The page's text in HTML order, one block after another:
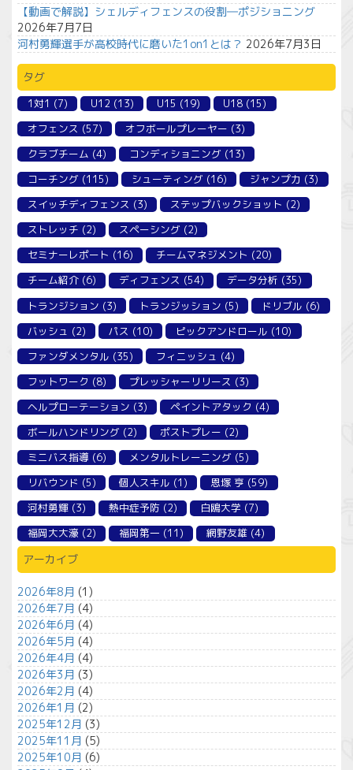
【動画で解説】シェルディフェンスの役割―ポジショニング
2026年7月7日
河村勇輝選手が高校時代に磨いた1on1とは？ 2026年7月3日
タグ
1対1 (7) U12 (13) U15 (19) U18 (15)
オフェンス (57) オフボールプレーヤー (3)
クラブチーム (4) コンディショニング (13)
コーチング (115) シューティング (16) ジャンプ力 (3)
スイッチディフェンス (3) ステップバックショット (2)
ストレッチ (2) スペーシング (2)
セミナーレポート (16) チームマネジメント (20)
チーム紹介(6) ディフェンス (54) データ分析 (35)
トランジション (3) トランジッション (5) ドリブル (6)
バッシュ (2) パス (10) ピックアンドロール (10)
ファンダメンタル (35) フィニッシュ (4)
フットワーク (8) プレッシャーリリース (3)
ヘルプローテーション (3) ペイントアタック (4)
ボールハンドリング (2) ポストプレー (2)
ミニバス指導 (6) メンタルトレーニング (5)
リバウンド (5) 個人スキル (1) 恩塚 亨 (59)
河村勇輝(3) 熱中症予防(2) 白鴎大学 (7)
福岡大大濠 (2) 福岡第一 (11) 網野友雄(4)
アーカイブ
2026年8月 (1)
2026年7月 (4)
2026年6月 (4)
2026年5月 (4)
2026年4月 (4)
2026年3月 (3)
2026年2月 (4)
2026年1月 (2)
2025年12月 (3)
2025年11月 (5)
2025年10月 (6)